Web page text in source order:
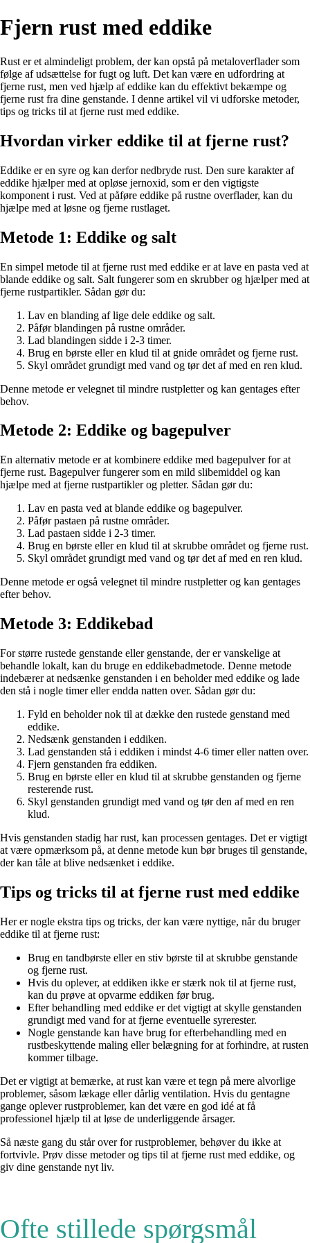
Fjern rust med eddike
Rust er et almindeligt problem, der kan opstå på metaloverflader som
følge af udsættelse for fugt og luft. Det kan være en udfordring at
fjerne rust, men ved hjælp af eddike kan du effektivt bekæmpe og
fjerne rust fra dine genstande. I denne artikel vil vi udforske metoder,
tips og tricks til at fjerne rust med eddike.
Hvordan virker eddike til at fjerne rust?
Eddike er en syre og kan derfor nedbryde rust. Den sure karakter af
eddike hjælper med at opløse jernoxid, som er den vigtigste
komponent i rust. Ved at påføre eddike på rustne overflader, kan du
hjælpe med at løsne og fjerne rustlaget.
Metode 1: Eddike og salt
En simpel metode til at fjerne rust med eddike er at lave en pasta ved at
blande eddike og salt. Salt fungerer som en skrubber og hjælper med at
fjerne rustpartikler. Sådan gør du:
Lav en blanding af lige dele eddike og salt.
Påfør blandingen på rustne områder.
Lad blandingen sidde i 2-3 timer.
Brug en børste eller en klud til at gnide området og fjerne rust.
Skyl området grundigt med vand og tør det af med en ren klud.
Denne metode er velegnet til mindre rustpletter og kan gentages efter
behov.
Metode 2: Eddike og bagepulver
En alternativ metode er at kombinere eddike med bagepulver for at
fjerne rust. Bagepulver fungerer som en mild slibemiddel og kan
hjælpe med at fjerne rustpartikler og pletter. Sådan gør du:
Lav en pasta ved at blande eddike og bagepulver.
Påfør pastaen på rustne områder.
Lad pastaen sidde i 2-3 timer.
Brug en børste eller en klud til at skrubbe området og fjerne rust.
Skyl området grundigt med vand og tør det af med en ren klud.
Denne metode er også velegnet til mindre rustpletter og kan gentages
efter behov.
Metode 3: Eddikebad
For større rustede genstande eller genstande, der er vanskelige at
behandle lokalt, kan du bruge en eddikebadmetode. Denne metode
indebærer at nedsænke genstanden i en beholder med eddike og lade
den stå i nogle timer eller endda natten over. Sådan gør du:
Fyld en beholder nok til at dække den rustede genstand med
eddike.
Nedsænk genstanden i eddiken.
Lad genstanden stå i eddiken i mindst 4-6 timer eller natten over.
Fjern genstanden fra eddiken.
Brug en børste eller en klud til at skrubbe genstanden og fjerne
resterende rust.
Skyl genstanden grundigt med vand og tør den af med en ren
klud.
Hvis genstanden stadig har rust, kan processen gentages. Det er vigtigt
at være opmærksom på, at denne metode kun bør bruges til genstande,
der kan tåle at blive nedsænket i eddike.
Tips og tricks til at fjerne rust med eddike
Her er nogle ekstra tips og tricks, der kan være nyttige, når du bruger
eddike til at fjerne rust:
Brug en tandbørste eller en stiv børste til at skrubbe genstande
og fjerne rust.
Hvis du oplever, at eddiken ikke er stærk nok til at fjerne rust,
kan du prøve at opvarme eddiken før brug.
Efter behandling med eddike er det vigtigt at skylle genstanden
grundigt med vand for at fjerne eventuelle syrerester.
Nogle genstande kan have brug for efterbehandling med en
rustbeskyttende maling eller belægning for at forhindre, at rusten
kommer tilbage.
Det er vigtigt at bemærke, at rust kan være et tegn på mere alvorlige
problemer, såsom lækage eller dårlig ventilation. Hvis du gentagne
gange oplever rustproblemer, kan det være en god idé at få
professionel hjælp til at løse de underliggende årsager.
Så næste gang du står over for rustproblemer, behøver du ikke at
fortvivle. Prøv disse metoder og tips til at fjerne rust med eddike, og
giv dine genstande nyt liv.
Ofte stillede spørgsmål